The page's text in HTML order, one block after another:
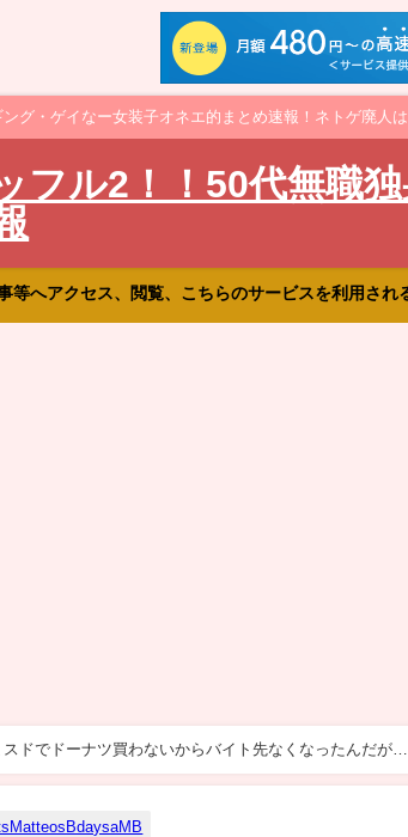
グ・ゲイなー女装子オネエ的まとめ速報！ネトゲ廃
フル2！！50代無職
等へアクセス、閲覧、こちらのサービスを利用さ
ドでドーナツ買わないからバイト先なくなったんだが…